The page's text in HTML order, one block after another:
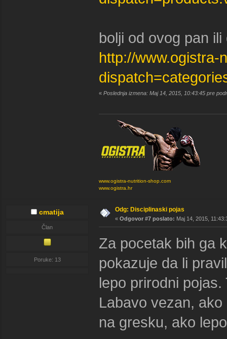
bolji od ovog pan ili
http://www.ogistra-
« Poslednja izmena: Maj 14, 2015, 10:43:45 pre
www.ogistra-nutrition-shop.com
www.ogistra.hr
cmatija
Član
Poruke: 13
Odg: Disciplinaski pojas
« Odgovor #7 poslato: Maj 14, 2015,
Za pocetak bih ga
pokazuje da li
lepo prirodni
Labavo vezan,
na gresku, ako